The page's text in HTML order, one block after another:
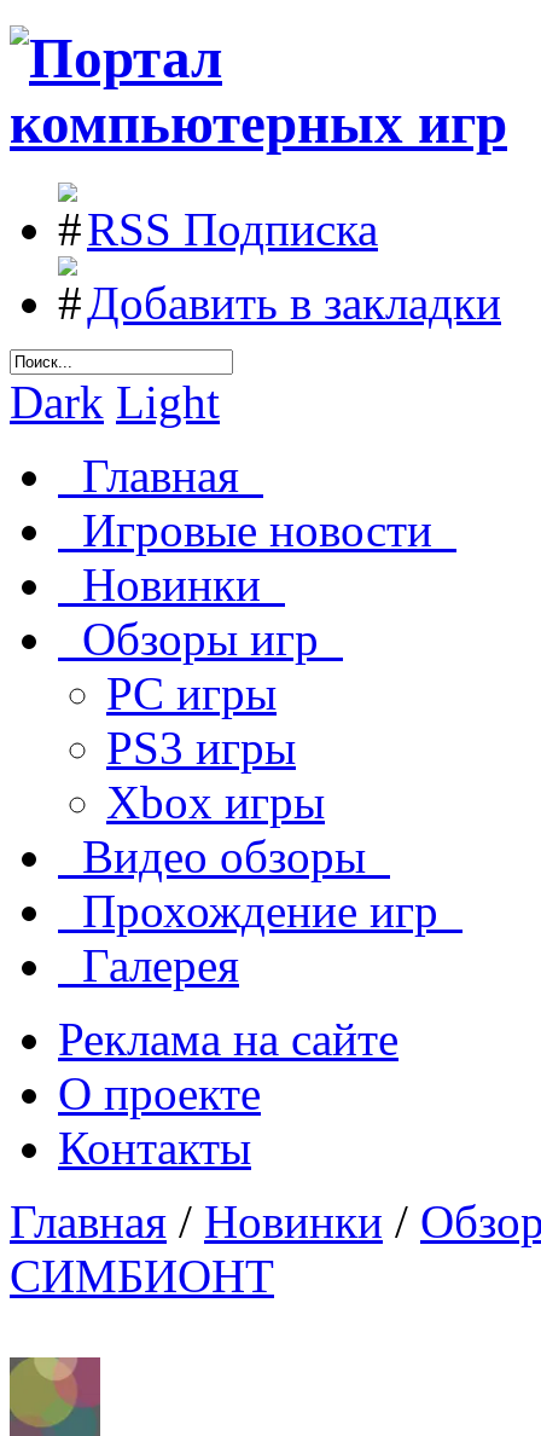
RSS Подписка
Добавить в закладки
Dark Light
Главная
Игровые новости
Новинки
Обзоры игр
PC игры
PS3 игры
Xbox игры
Видео обзоры
Прохождение игр
Галерея
Реклама на сайте
О проекте
Контакты
Главная / Новинки /
СИМБИОНТ